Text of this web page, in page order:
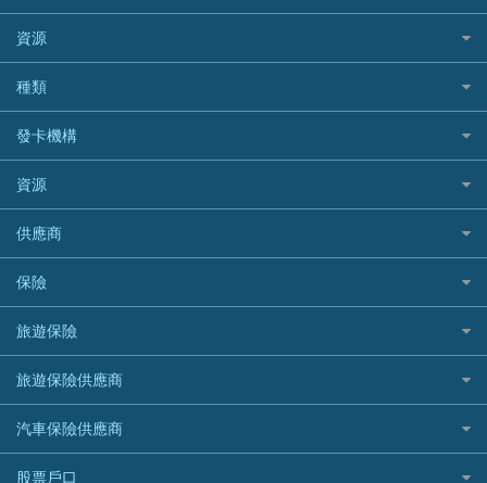
稅季/稅務貸款
網上貸款
結餘轉戶(清卡數貸款)
銀行貸款
財務公司貸款
免入息貸款
免TU貸款
急借錢
緊急貸款比較
最佳小額貸款比較
易批必批貸款
24小時貸款
最佳循環貸款
BEA 東亞銀行
BOC 中國銀行
Cashing Pro 優尚信貸
CCB(Asia) 中國建設銀行 (亞洲)
Citibank 花旗銀行
CNCBI 信銀國際
CreFIT 維信
DBS 星展銀行
DSB 大新銀行
HSBC 滙豐銀行貸款
K Cash 貸款
Mox 銀行
National Resources 中潤物業按揭
資源
如何申請個人貸款
如何管理個人貸款
個人貸款有用資訊
清卡數貸款教學
循環貸款教學
個人化貸款產品推介 🔥全新
供樓利息扣稅
最佳貸款app
種類
網購優惠
精選外幣網購信用卡
尊尚信用卡
公司信用卡
電子錢包信用卡
日本遊信用卡攻略
韓國遊信用卡攻略
台灣遊信用卡攻略
機場貴賓室信用卡
銀聯信用卡
發卡機構
Citibank花旗銀行
AE美國運通
DBS星展銀行
HSBC滙豐銀行
Mox
信銀國際
大新銀行
恒生銀行
Standard Chartered渣打銀行
資源
Black Friday優惠
淘寶付款方式
一田購物優惠日
SOGO感謝祭
HKTVmall優惠碼
交稅優惠
酒店優惠碼
機票優惠碼
供應商
八達通自動增值信用卡
保險
旅遊保險
汽車保險
家居保險
家傭保險
寵物保險
旅遊保險
日本旅遊保險及資訊
泰國旅遊保險及資訊
台灣旅遊保險及資訊
韓國旅遊保險及資訊
旅遊保險供應商
AXA 安盛
AIG 美亞
汽車保險供應商
大新汽車保險
股票戶口